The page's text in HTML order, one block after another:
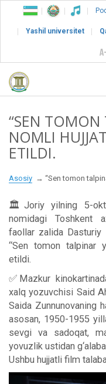
Yashil universitet
“SEN TOMON
NOMLI
ETILDI.
Asosiy “Sen tomon
🏛Joriy yilning 5-
nomidagi Toshkent
faollar zalida Dasturiy
“Sen tomon talpinar
etildi.
✅Mazkur
xalq yozuvchisi Said
Saida Zunnunovaning
asosan, 1950-1955
sevgi va sadoqat,
yovuzlik ustidan
Ushbu hujjatli film